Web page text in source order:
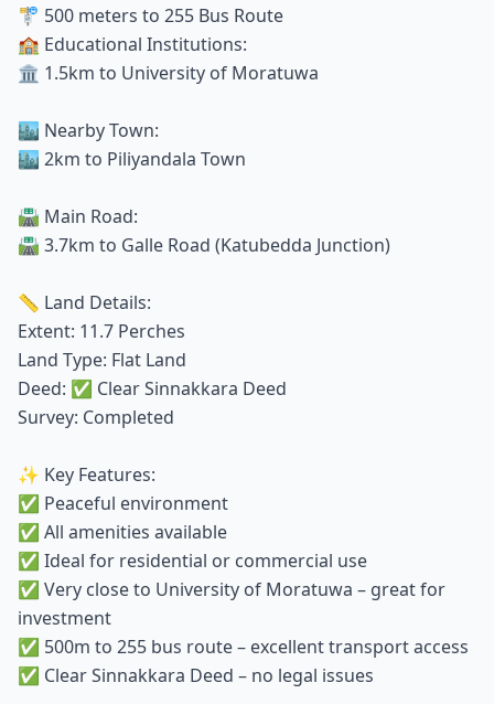
🚏 500 meters to 255 Bus Route
🏫 Educational Institutions:
🏛️ 1.5km to University of Moratuwa
🏙️ Nearby Town:
🏙️ 2km to Piliyandala Town
🛣️ Main Road:
🛣️ 3.7km to Galle Road (Katubedda Junction)
📏 Land Details:
Extent: 11.7 Perches
Land Type: Flat Land
Deed: ✅ Clear Sinnakkara Deed
Survey: Completed
✨ Key Features:
✅ Peaceful environment
✅ All amenities available
✅ Ideal for residential or commercial use
✅ Very close to University of Moratuwa – great for
investment
✅ 500m to 255 bus route – excellent transport access
✅ Clear Sinnakkara Deed – no legal issues